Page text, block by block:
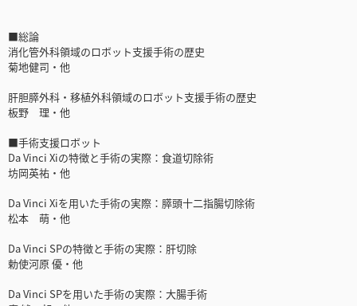
■総論
消化管外科領域のロボット支援手術の歴史
菊地健司・他
肝胆膵外科・移植外科領域のロボット支援手術の歴史
板野 理・他
■手術支援ロボット
Da Vinci Xiの特徴と手術の実際：食道切除術
坊岡英祐・他
Da Vinci Xiを用いた手術の実際：膵頭十二指腸切除術
松本 萌・他
Da Vinci SPの特徴と手術の実際：肝切除
勅使河原 優・他
Da Vinci SPを用いた手術の実際：大腸手術